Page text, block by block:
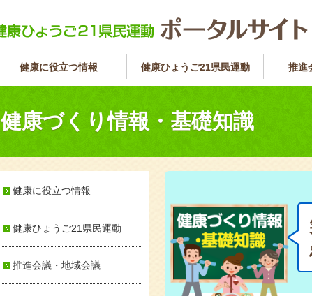
健康に役立つ情報 健康ひょうご21県民運動 推進
健康づくり情報・基礎知識
健康に役立つ情報
健康ひょうご21県民運動
推進会議・地域会議